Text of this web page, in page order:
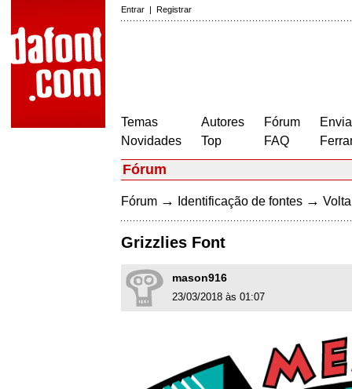
Entrar | Registrar
Temas
Novidades
Autores
Top
Fórum
FAQ
Fórum
Fórum → Identificação de fontes →
Grizzlies Font
mason916
23/03/2018 às 01:07